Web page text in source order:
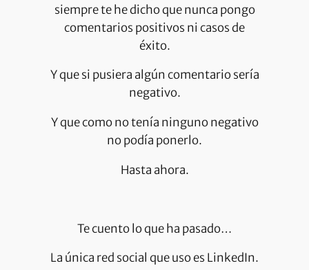
siempre te he dicho que nunca pongo
comentarios positivos ni casos de
éxito.
Y que si pusiera algún comentario sería
negativo.
Y que como no tenía ninguno negativo
no podía ponerlo.
Hasta ahora.
Te cuento lo que ha pasado…
La única red social que uso es LinkedIn.